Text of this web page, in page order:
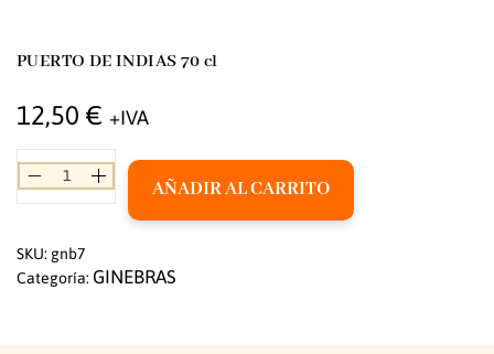
PUERTO DE INDIAS 70 cl
12,50 € +IVA
AÑADIR AL CARRITO
SKU: gnb7
Categoría: GINEBRAS